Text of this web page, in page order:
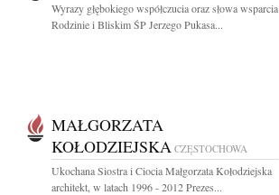
Wyrazy głębokiego współczucia oraz słowa wsparcia
Rodzinie i Bliskim ŚP Jerzego Pukasa...
MAŁGORZATA
KOŁODZIEJSKA CZĘSTOCHOWA
Ukochana Siostra i Ciocia Małgorzata Kołodziejska
architekt, w latach 1996 - 2012 Prezes...